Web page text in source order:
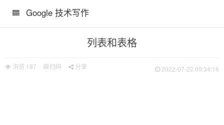
Google 技术写作
列表和表格
浏览 187 扫码 分享 2022-07-22 00:34:16